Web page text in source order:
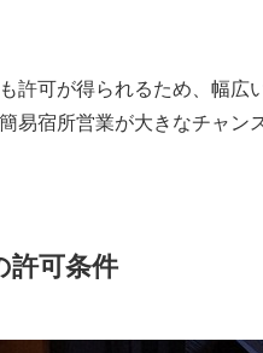
許可が得られるため、幅
易宿所営業が大きなチャン
許可条件